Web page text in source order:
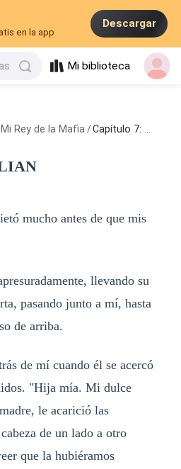
en la app
Descargar
Mi biblioteca
Rey de la Mafia /Capítulo 7: KILLIAN
mucho antes de que mis
llevando su
pasando junto a mí, hasta
de arriba.
de mí cuando él se acercó
"Hija mía. Mi dulce
le acarició las
de un lado a otro
que la hubiéramos